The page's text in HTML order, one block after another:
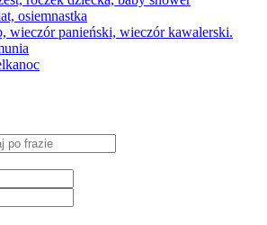
osiemnastka
wieczór panieński, wieczór kawalerski.